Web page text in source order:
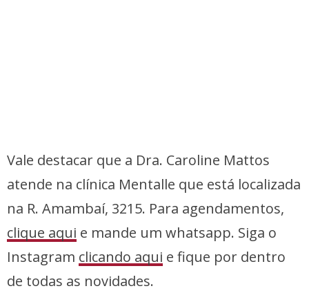
Vale destacar que a Dra. Caroline Mattos
atende na clínica Mentalle que está localizada
na R. Amambaí, 3215. Para agendamentos,
clique aqui e mande um whatsapp. Siga o
Instagram clicando aqui e fique por dentro
de todas as novidades.